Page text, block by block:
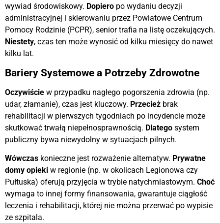
wywiad środowiskowy. Dopiero po wydaniu decyzji
administracyjnej i skierowaniu przez Powiatowe Centrum
Pomocy Rodzinie (PCPR), senior trafia na listę oczekujących.
Niestety, czas ten może wynosić od kilku miesięcy do nawet
kilku lat.
Bariery Systemowe a Potrzeby Zdrowotne
Oczywiście w przypadku nagłego pogorszenia zdrowia (np.
udar, złamanie), czas jest kluczowy. Przecież brak
rehabilitacji w pierwszych tygodniach po incydencie może
skutkować trwałą niepełnosprawnością. Dlatego system
publiczny bywa niewydolny w sytuacjach pilnych.
Wówczas konieczne jest rozważenie alternatyw. Prywatne
domy opieki w regionie (np. w okolicach Legionowa czy
Pułtuska) oferują przyjęcia w trybie natychmiastowym. Choć
wymaga to innej formy finansowania, gwarantuje ciągłość
leczenia i rehabilitacji, której nie można przerwać po wypisie
ze szpitala.